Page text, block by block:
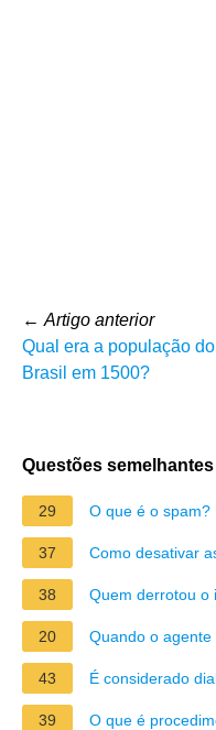
← Artigo anterior
Qual era a população do
Brasil em 1500?
Questões semelhantes
29 O que é o spam?
37 Como desativar
38 Quem derrotou o
20 Quando o
43 É considerado
39 O que é